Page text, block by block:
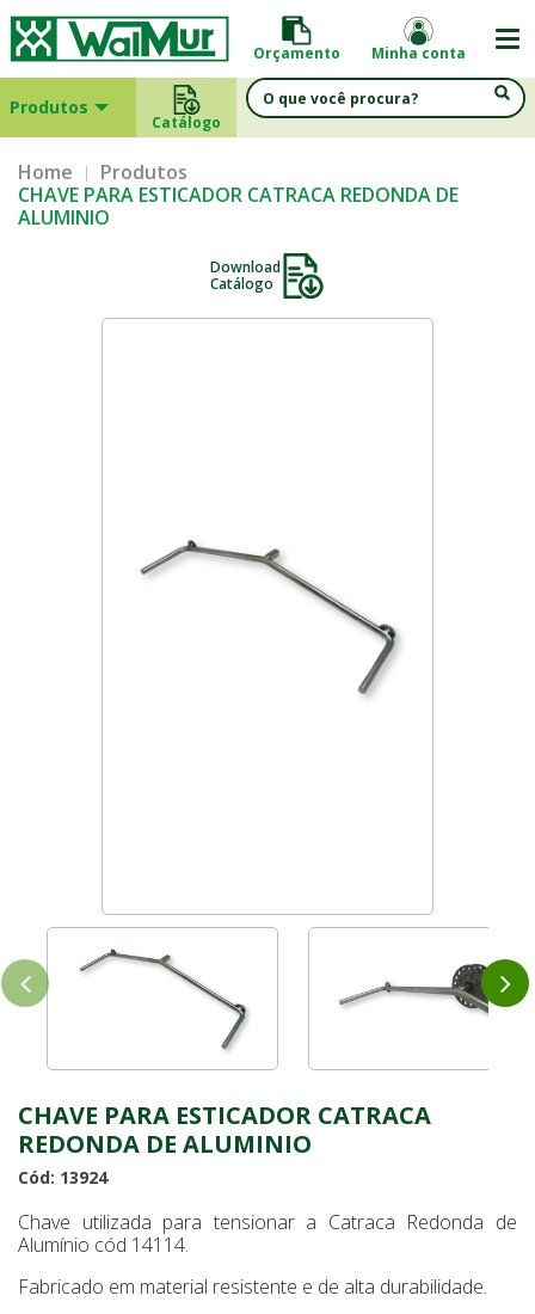
Orçamento Minha conta
Produtos
Catálogo
Home
Produtos
CHAVE PARA ESTICADOR CATRACA REDONDA DE
ALUMINIO
Download
Catálogo
CHAVE PARA ESTICADOR CATRACA
REDONDA DE ALUMINIO
Cód: 13924
Chave utilizada para tensionar a Catraca Redonda de
Alumínio cód 14114.
Fabricado em material resistente e de alta durabilidade.